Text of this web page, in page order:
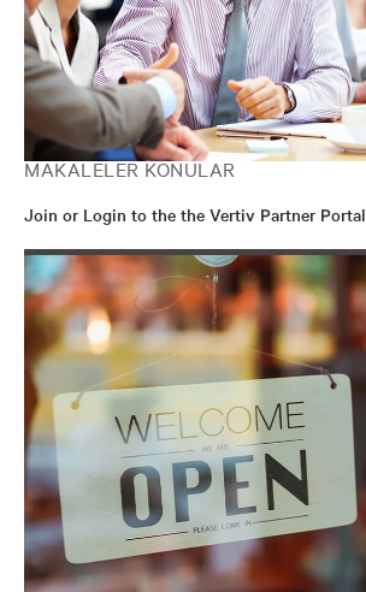
MAKALELER KONULAR
Join or Login to the the Vertiv Partner Portal